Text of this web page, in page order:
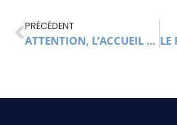
PRÉCÉDENT
ATTENTION, L’ACCUEIL DE LA MAIRIE ET LE SERVICE CNI PASSEPORT SERONT FERMÉS CE VENDREDI 19 JUIN